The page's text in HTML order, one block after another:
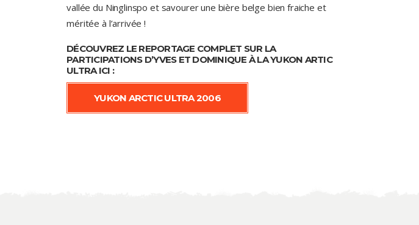
vallée du Ninglinspo et savourer une bière belge bien fraiche et
méritée à l’arrivée !
DÉCOUVREZ LE REPORTAGE COMPLET SUR LA
PARTICIPATIONS D’YVES ET DOMINIQUE À LAYUKON ARTIC
ULTRAICI :
YUKON ARCTIC ULTRA 2006